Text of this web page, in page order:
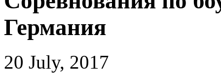
Германия
20 July, 2017